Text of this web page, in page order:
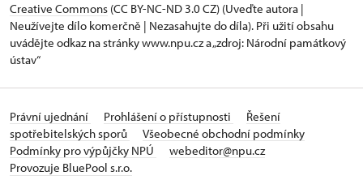
Creative Commons (CC BY-NC-ND 3.0 CZ) (Uveďte autora |
Neužívejte dílo komerčně | Nezasahujte do díla). Při užití obsahu
uvádějte odkaz na stránky www.npu.cz a „zdroj: Národní památkový
ústav“
Právní ujednání Prohlášení o přístupnosti
Řešení
spotřebitelských sporů
Všeobecné obchodní podmínky
Podmínky pro výpůjčky NPÚ
webeditor@npu.cz
Provozuje BluePool s.r.o.